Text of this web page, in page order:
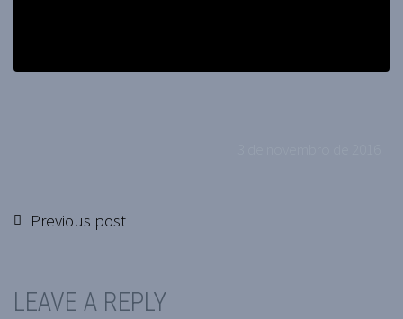
Previous post
LEAVE A REPLY